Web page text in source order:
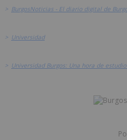
> BurgosNoticias - El diario digital de
> Universidad
> Universidad Burgos: Una hora de